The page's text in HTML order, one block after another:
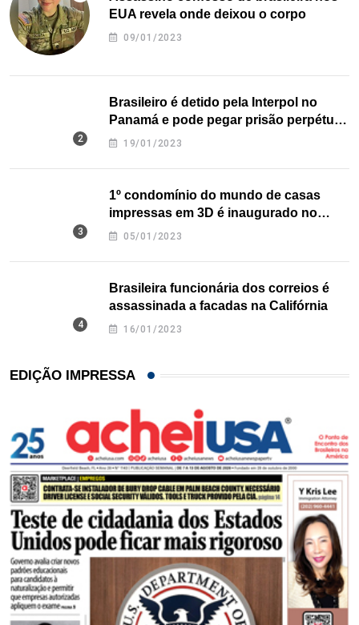
EUA revela onde deixou o corpo
09/01/2023
Brasileiro é detido pela Interpol no
Panamá e pode pegar prisão perpétua
nos EUA
19/01/2023
1º condomínio do mundo de casas
impressas em 3D é inaugurado no
Texas
05/01/2023
Brasileira funcionária dos correios é
assassinada a facadas na Califórnia
16/01/2023
EDIÇÃO IMPRESSA